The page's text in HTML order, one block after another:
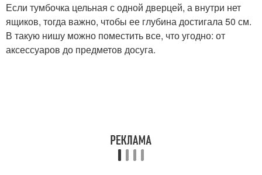
Если тумбочка цельная с одной дверцей, а внутри нет
ящиков, тогда важно, чтобы ее глубина достигала 50 см.
В такую нишу можно поместить все, что угодно: от
аксессуаров до предметов досуга.